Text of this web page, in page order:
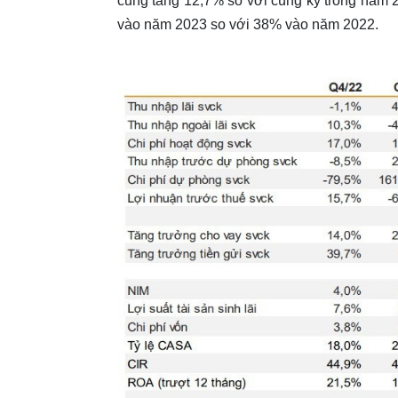
vào năm 2023 so với 38% vào năm 2022.